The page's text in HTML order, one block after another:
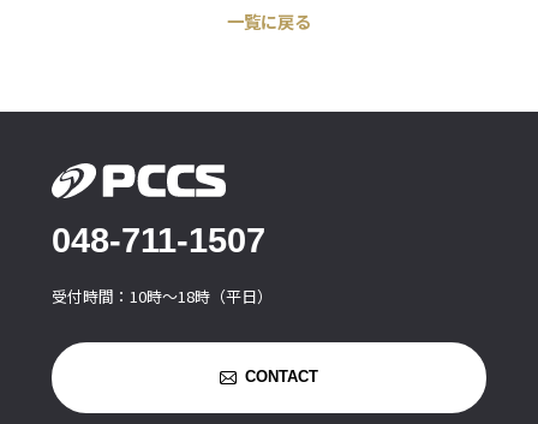
一覧に戻る
048-711-1507
受付時間：10時〜18時（平日）
CONTACT